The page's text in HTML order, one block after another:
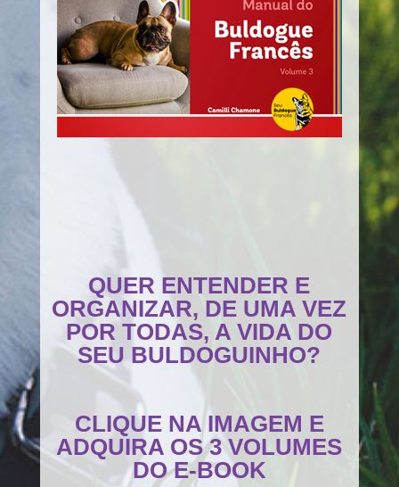
QUER ENTENDER E
ORGANIZAR, DE UMA VEZ
POR TODAS, A VIDA DO
SEU BULDOGUINHO?
CLIQUE NA IMAGEM E
ADQUIRA OS 3 VOLUMES
DO E-BOOK